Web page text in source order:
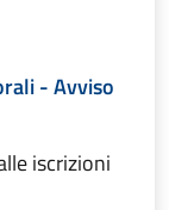
- Avviso
iscrizioni